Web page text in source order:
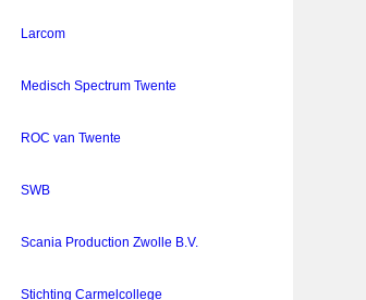
Larcom
Medisch Spectrum Twente
ROC van Twente
SWB
Scania Production Zwolle B.V.
Stichting Carmelcollege